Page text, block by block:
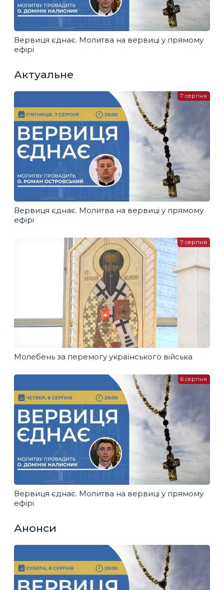
Вервиця єднає. Молитва на вервиці у прямому
ефірі
Актуальне
Вервиця єднає. Молитва на вервиці у прямому
ефірі
7 серпня
Молебень за перемогу українського війська
7 серпня
Вервиця єднає. Молитва на вервиці у прямому
ефірі
6 серпня
Анонси